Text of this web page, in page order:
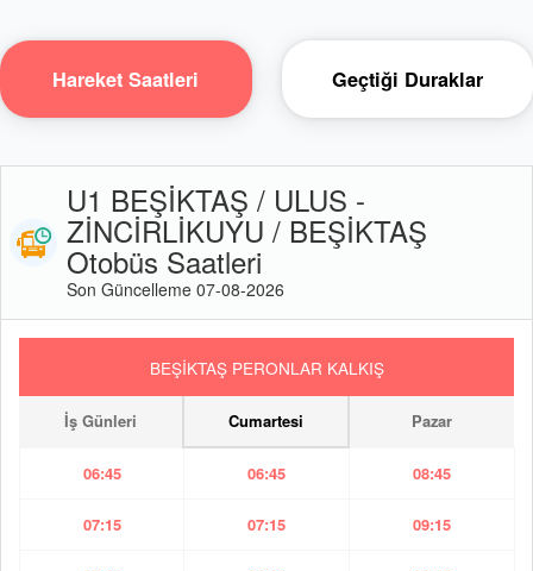
Hareket Saatleri Geçtiği Duraklar
U1 BEŞİKTAŞ / ULUS -
ZİNCİRLİKUYU / BEŞİKTAŞ
Otobüs Saatleri
Son Güncelleme 07-08-2026
BEŞİKTAŞ PERONLAR KALKIŞ
İş Günleri Cumartesi Pazar
06:45 06:45 08:45
07:15 07:15 09:15